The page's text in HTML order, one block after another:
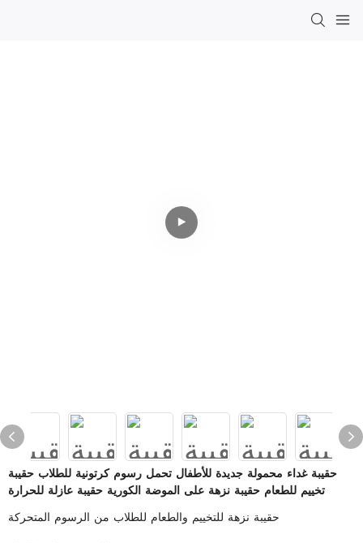
حقيبة غداء محمولة جديدة للأطفال تحمل رسوم كرتونية للطلاب حقيبة
تخييم للطعام حقيبة نزهة على الموضة الكورية حقيبة عازلة للحرارة
حقيبة نزهة للتخييم والطعام للطلاب من الرسوم المتحركة